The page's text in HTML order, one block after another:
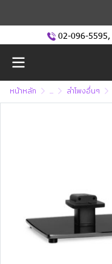
02-096-5595,
หน้าหลัก ... ลำโพงอื่นๆ